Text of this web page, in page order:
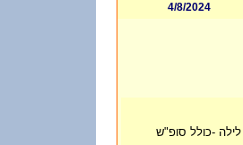
4/8/2024
-כולל סופ"ש